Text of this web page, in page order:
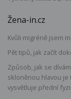
Žena-in.cz
Kvůli migréně jsem
Pět tipů, jak začít
Způsob, jak se
skloněnou hlavou je
vysvětluje přední